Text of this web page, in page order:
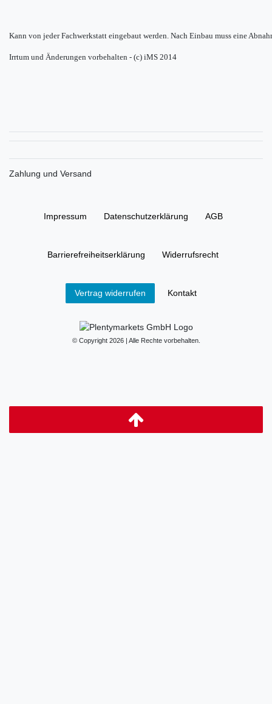
Kann von jeder Fachwerkstatt eingebaut werden. Nach Einbau muss eine
Irrtum und Änderungen vorbehalten - (c) iMS 2014
Zahlung und Versand
Impressum Daten­schutz­erklärung AGB
Barrierefreiheitserklärung Widerrufs­recht
Vertrag widerrufen Kontakt
© Copyright 2026 | Alle Rechte vorbehalten.